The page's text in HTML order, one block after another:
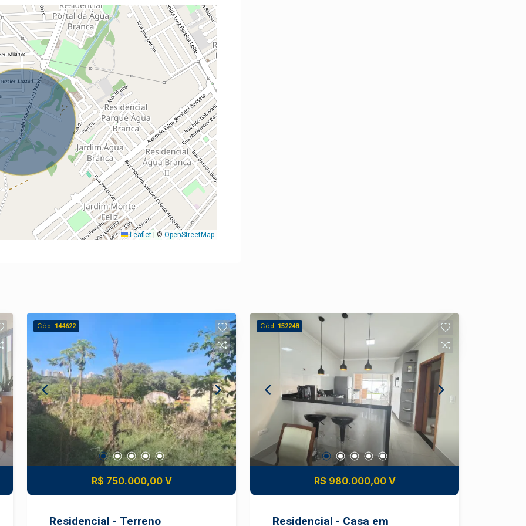
Leaflet © OpenStreetMap
Cód. 144622
R$ 750.000,00 V
Residencial - Terreno
Cód. 152248
R$ 980.000,00 V
Residencial - Casa em